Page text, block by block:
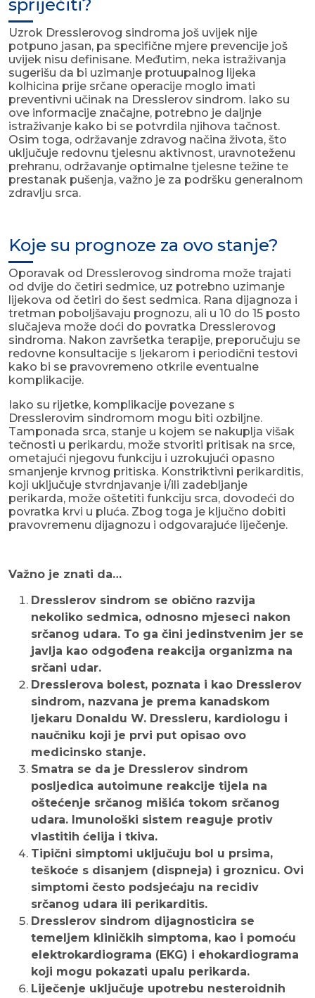
spriječiti?
Uzrok Dresslerovog sindroma još uvijek nije
potpuno jasan, pa specifične mjere prevencije još
uvijek nisu definisane. Međutim, neka istraživanja
sugerišu da bi uzimanje protuupalnog lijeka
kolhicina prije srčane operacije moglo imati
preventivni učinak na Dresslerov sindrom. Iako su
ove informacije značajne, potrebno je daljnje
istraživanje kako bi se potvrdila njihova tačnost.
Osim toga, održavanje zdravog načina života, što
uključuje redovnu tjelesnu aktivnost, uravnoteženu
prehranu, održavanje optimalne tjelesne težine te
prestanak pušenja, važno je za podršku generalnom
zdravlju srca.
Koje su prognoze za ovo stanje?
Oporavak od Dresslerovog sindroma može trajati
od dvije do četiri sedmice, uz potrebno uzimanje
lijekova od četiri do šest sedmica. Rana dijagnoza i
tretman poboljšavaju prognozu, ali u 10 do 15 posto
slučajeva može doći do povratka Dresslerovog
sindroma. Nakon završetka terapije, preporučuju se
redovne konsultacije s ljekarom i periodični testovi
kako bi se pravovremeno otkrile eventualne
komplikacije.
Iako su rijetke, komplikacije povezane s
Dresslerovim sindromom mogu biti ozbiljne.
Tamponada srca, stanje u kojem se nakuplja višak
tečnosti u perikardu, može stvoriti pritisak na srce,
ometajući njegovu funkciju i uzrokujući opasno
smanjenje krvnog pritiska. Konstriktivni perikarditis,
koji uključuje stvrdnjavanje i/ili zadebljanje
perikarda, može oštetiti funkciju srca, dovodeći do
povratka krvi u pluća. Zbog toga je ključno dobiti
pravovremenu dijagnozu i odgovarajuće liječenje.
Važno je znati da…
Dresslerov sindrom se obično razvija
nekoliko sedmica, odnosno mjeseci nakon
srčanog udara. To ga čini jedinstvenim jer se
javlja kao odgođena reakcija organizma na
srčani udar.
Dresslerova bolest, poznata i kao Dresslerov
sindrom, nazvana je prema kanadskom
ljekaru Donaldu W. Dressleru, kardiologu i
naučniku koji je prvi put opisao ovo
medicinsko stanje.
Smatra se da je Dresslerov sindrom
posljedica autoimune reakcije tijela na
oštećenje srčanog mišića tokom srčanog
udara. Imunološki sistem reaguje protiv
vlastitih ćelija i tkiva.
Tipični simptomi uključuju bol u prsima,
teškoće s disanjem (dispneja) i groznicu. Ovi
simptomi često podsjećaju na recidiv
srčanog udara ili perikarditis.
Dresslerov sindrom dijagnosticira se
temeljem kliničkih simptoma, kao i pomoću
elektrokardiograma (EKG) i ehokardiograma
koji mogu pokazati upalu perikarda.
Liječenje uključuje upotrebu nesteroidnih